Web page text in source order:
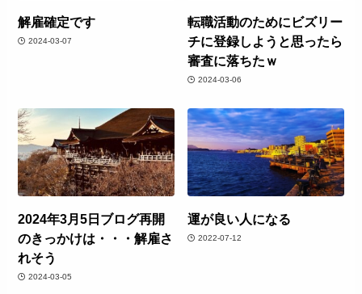
解雇確定です
2024-03-07
転職活動のためにビズリー
チに登録しようと思ったら
審査に落ちたｗ
2024-03-06
2024年3月5日ブログ再開
のきっかけは・・・解雇さ
れそう
2024-03-05
運が良い人になる
2022-07-12